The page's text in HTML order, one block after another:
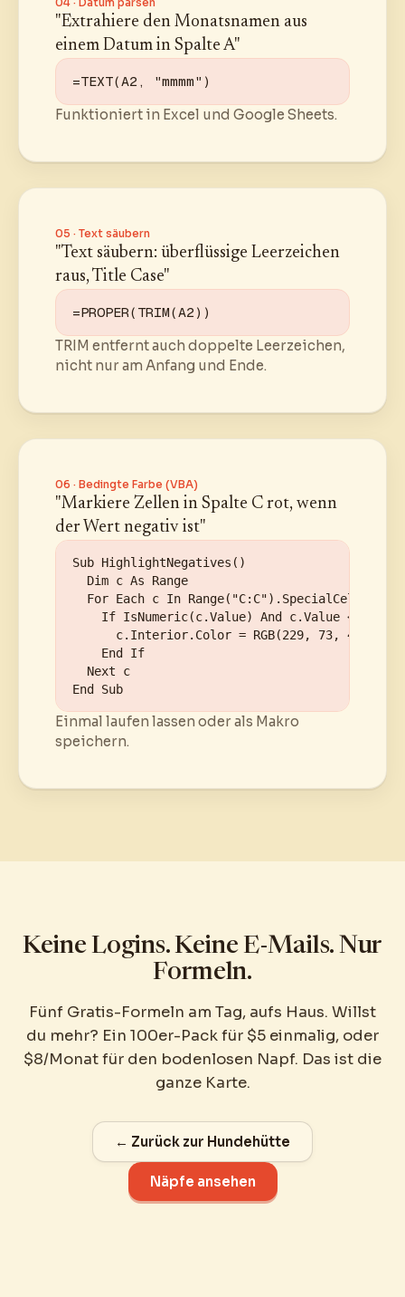
"Extrahiere den Monatsnamen aus
einem Datum in Spalte A"
=TEXT(A2, "mmmm")
Funktioniert in Excel und Google Sheets.
05 · Text säubern
"Text säubern: überflüssige Leerzeichen
raus, Title Case"
=PROPER(TRIM(A2))
TRIM entfernt auch doppelte Leerzeichen,
nicht nur am Anfang und Ende.
06 · Bedingte Farbe (VBA)
"Markiere Zellen in Spalte C rot, wenn
der Wert negativ ist"
Sub HighlightNegatives()
  Dim c As Range
For Each c In
    If IsNumeric(c.Value) And c.Value < 0 Then
      c.Interior.Color = RGB(229, 73, 45)
    End If
  Next c
End Sub
Einmal laufen lassen oder als Makro
speichern.
Keine Logins. Keine E-Mails. Nur
Formeln.
Fünf Gratis-Formeln am Tag, aufs Haus. Willst
du mehr? Ein 100er-Pack für $5 einmalig, oder
$8/Monat für den bodenlosen Napf. Das ist die
ganze Karte.
← Zurück zur Hundehütte
Näpfe ansehen